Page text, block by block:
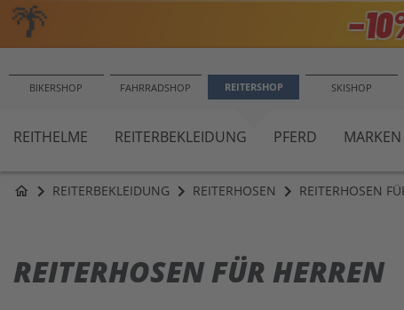
🌴
BIKERSHOP FAHRRADSHOP REITERSHOP SKISHOP
REITHELME REITERBEKLEIDUNG PFERD MARKEN
home REITERBEKLEIDUNG REITERHOSEN REITERHOSEN
REITERHOSEN FÜR HERREN